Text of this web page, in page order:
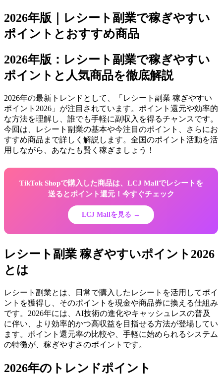
2026年版｜レシート副業で稼ぎやすい
ポイントとおすすめ商品
2026年版：レシート副業で稼ぎやすい
ポイントと人気商品を徹底解説
2026年の最新トレンドとして、「レシート副業 稼ぎやすい
ポイント2026」が注目されています。ポイント還元や効率的
な方法を理解し、誰でも手軽に副収入を得るチャンスです。
今回は、レシート副業の基本や今注目のポイント、さらにお
すすめ商品まで詳しく解説します。全国のポイント活動を活
用しながら、あなたも賢く稼ぎましょう！
TikTok Shopで購入した商品は、LCJ Mallでレシートを
送るとポイント還元！今すぐチェック
LCJ Mallを見る →
レシート副業 稼ぎやすいポイント2026
とは
レシート副業とは、日常で購入したレシートを活用してポイ
ントを獲得し、そのポイントを現金や商品券に換える仕組み
です。2026年には、AI技術の進化やキャッシュレスの普及
に伴い、より効率的かつ高収益を目指せる方法が登場してい
ます。ポイント還元率の比較や、手軽に始められるシステム
の特徴が、稼ぎやすさのポイントです。
2026年のトレンドポイント